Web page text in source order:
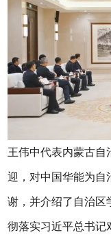
王伟中代表内蒙古自
迎，对中国华能为自
谢，并介绍了自治区
彻落实习近平总书记